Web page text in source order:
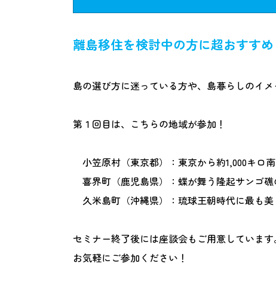
離島移住を検討中の方に超おすすめ
島の選び方に迷っている方や、島暮らしのイ
第１回目は、こちらの地域が参加！
小笠原村（東京都）：東京から約1,000キロ
喜界町（鹿児島県）：蝶が舞う隆起サンゴ礁
久米島町（沖縄県）：琉球王朝時代に最も
セミナー終了後には座談会もご用意しています
お気軽にご参加ください！